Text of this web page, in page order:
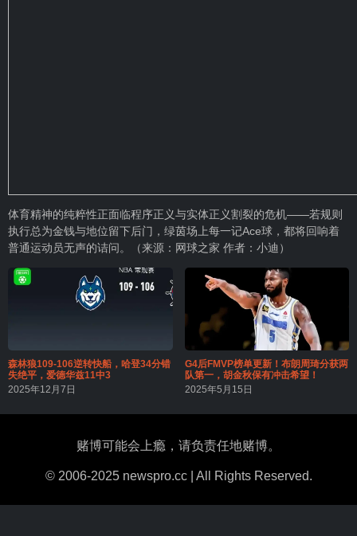
体育精神的纯粹性正面临程序正义与实体正义割裂的危机——若规则
执行总为金钱与地位留下后门，绿茵场上每一记Ace球，都将回响着
普通运动员无声的诘问。（来源：网球之家 作者：小迪）
森林狼109-106逆转快船，哈登34分错
失绝平，爱德华兹11中3
2025年12月7日
G4后FMVP榜单更新！布朗周琦分获两
队第一，胡金秋保有冲击希望！
2025年5月15日
赌博可能会上瘾，请负责任地赌博。
© 2006-2025 newspro.cc | All Rights Reserved.